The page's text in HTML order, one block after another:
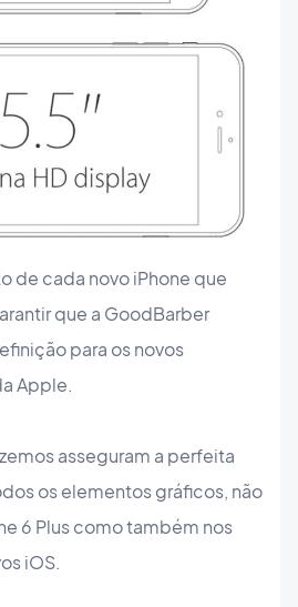
de cada novo iPhone que
que a GoodBarber
para os novos
Apple.
asseguram a perfeita
os elementos gráficos, não
6 Plus como também nos
iOS.